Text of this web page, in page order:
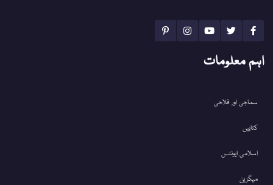
اہم معلومات
سماجی اور فلاحی
کتابیں
اسلامی ایونٹس
میگزین